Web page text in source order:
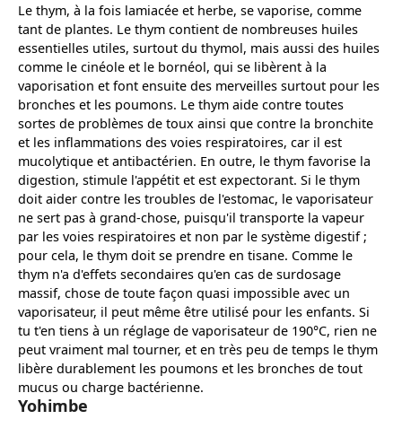
Le thym, à la fois lamiacée et herbe, se vaporise, comme
tant de plantes. Le thym contient de nombreuses huiles
essentielles utiles, surtout du thymol, mais aussi des huiles
comme le cinéole et le bornéol, qui se libèrent à la
vaporisation et font ensuite des merveilles surtout pour les
bronches et les poumons. Le thym aide contre toutes
sortes de problèmes de toux ainsi que contre la bronchite
et les inflammations des voies respiratoires, car il est
mucolytique et antibactérien. En outre, le thym favorise la
digestion, stimule l'appétit et est expectorant. Si le thym
doit aider contre les troubles de l'estomac, le vaporisateur
ne sert pas à grand-chose, puisqu'il transporte la vapeur
par les voies respiratoires et non par le système digestif ;
pour cela, le thym doit se prendre en tisane. Comme le
thym n'a d'effets secondaires qu'en cas de surdosage
massif, chose de toute façon quasi impossible avec un
vaporisateur, il peut même être utilisé pour les enfants. Si
tu t'en tiens à un réglage de vaporisateur de 190°C, rien ne
peut vraiment mal tourner, et en très peu de temps le thym
libère durablement les poumons et les bronches de tout
mucus ou charge bactérienne.
Yohimbe